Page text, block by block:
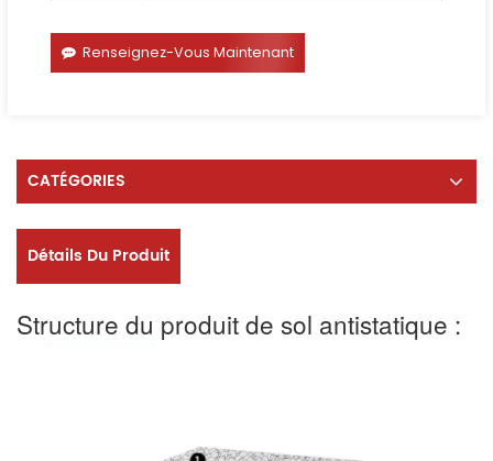
Renseignez-Vous Maintenant
CATÉGORIES
Détails Du Produit
Structure du produit de sol antistatique :